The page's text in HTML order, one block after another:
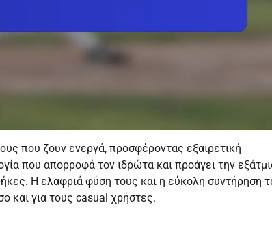
που ζουν ενεργά, προσφέροντας εξαιρετική
που απορροφά τον ιδρώτα και προάγει την
Η ελαφριά φύση τους και η εύκολη συντήρηση
και για τους casual χρήστες.